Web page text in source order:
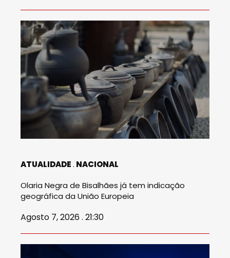
ATUALIDADE NACIONAL
Olaria Negra de Bisalhães já tem indicação
geográfica da União Europeia
Agosto 7, 2026 . 21:30